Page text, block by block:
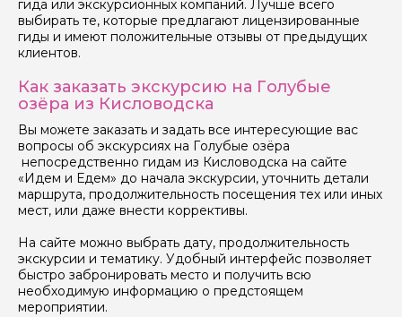
гида или экскурсионных компаний. Лучше всего
выбирать те, которые предлагают лицензированные
гиды и имеют положительные отзывы от предыдущих
клиентов.
Как заказать экскурсию на Голубые
озёра из Кисловодска
Вы можете заказать и задать все интересующие вас
вопросы об экскурсиях на Голубые озёра
непосредственно гидам из Кисловодска на сайте
«Идем и Едем» до начала экскурсии, уточнить детали
маршрута, продолжительность посещения тех или иных
мест, или даже внести коррективы.
На сайте можно выбрать дату, продолжительность
экскурсии и тематику. Удобный интерфейс позволяет
быстро забронировать место и получить всю
необходимую информацию о предстоящем
мероприятии.
Отправить